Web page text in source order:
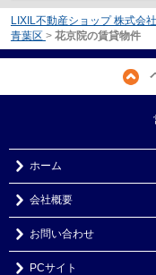
LIXIL不動産ショップ 株式会
青葉区 > 花京院の賃貸物件
ホーム
会社概要
お問い合わせ
PCサイト